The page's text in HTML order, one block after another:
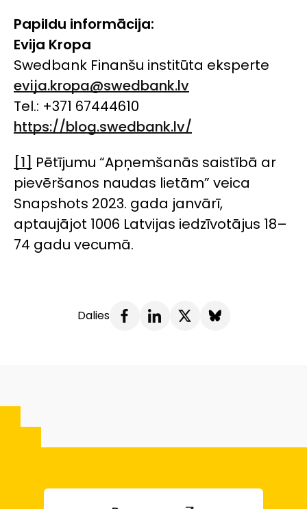
Papildu informācija:
Evija Kropa
Swedbank Finanšu institūta eksperte
evija.kropa@swedbank.lv
Tel.: +371 67444610
https://blog.swedbank.lv/
[1] Pētījumu “Apņemšanās saistībā ar
pievēršanos naudas lietām” veica
Snapshots 2023. gada janvārī,
aptaujājot 1006 Latvijas iedzīvotājus 18–
74 gadu vecumā.
Dalies